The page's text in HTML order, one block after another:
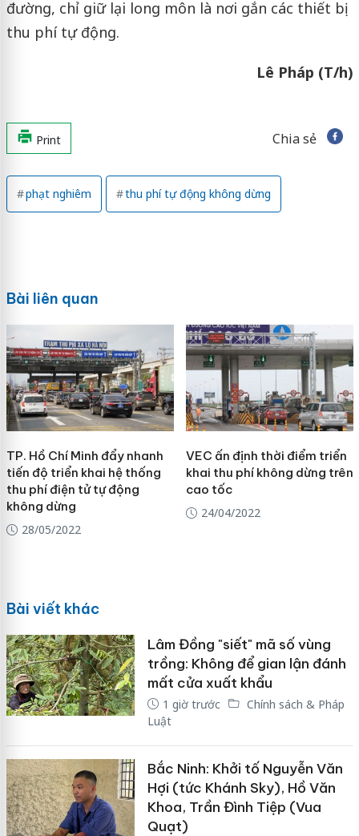
đường, chỉ giữ lại long môn là nơi gắn các thiết bị
thu phí tự động.
Lê Pháp (T/h)
Print Chia sẻ
phạt nghiêm thu phí tự động không dừng
Bài liên quan
TP. Hồ Chí Minh đẩy nhanh
tiến độ triển khai hệ thống
thu phí điện tử tự động
không dừng
28/05/2022
VEC ấn định thời điểm triển
khai thu phí không dừng trên
cao tốc
24/04/2022
Bài viết khác
Lâm Đồng "siết" mã số vùng
trồng: Không để gian lận đánh
mất cửa xuất khẩu
1 giờ trước
Chính sách & Pháp
Luật
Bắc Ninh: Khởi tố Nguyễn Văn
Hợi (tức Khánh Sky), Hồ Văn
Khoa, Trần Đình Tiệp (Vua
Quạt)